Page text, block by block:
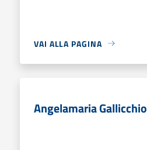
VAI ALLA PAGINA
Angelamaria Gallicchio